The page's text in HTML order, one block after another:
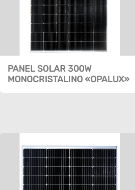
PANEL SOLAR 300W
MONOCRISTALINO «OPALUX»